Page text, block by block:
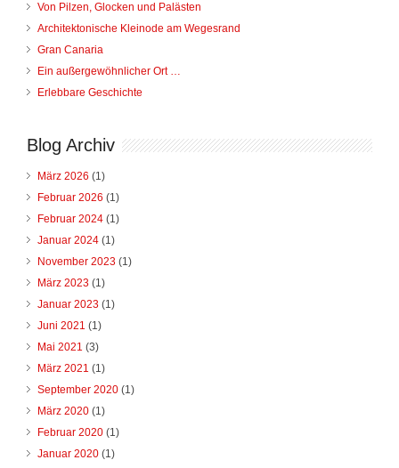
Von Pilzen, Glocken und Palästen
Architektonische Kleinode am Wegesrand
Gran Canaria
Ein außergewöhnlicher Ort …
Erlebbare Geschichte
Blog Archiv
März 2026 (1)
Februar 2026 (1)
Februar 2024 (1)
Januar 2024 (1)
November 2023 (1)
März 2023 (1)
Januar 2023 (1)
Juni 2021 (1)
Mai 2021 (3)
März 2021 (1)
September 2020 (1)
März 2020 (1)
Februar 2020 (1)
Januar 2020 (1)